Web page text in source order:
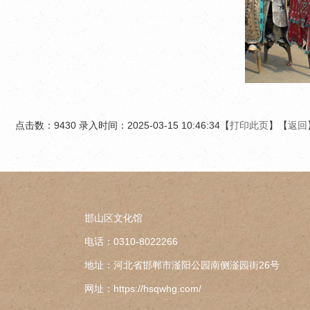
点击数：9430 录入时间：2025-03-15 10:46:34【打印此页】【返回
邯山区文化馆
电话：0310-8022266
地址：河北省邯郸市滏阳公园南侧滏园街26号
网址：https://hsqwhg.com/